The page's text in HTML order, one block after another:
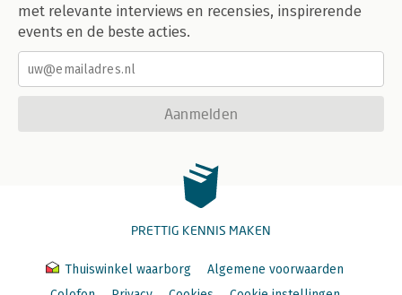
met relevante interviews en recensies, inspirerende
events en de beste acties.
Aanmelden
PRETTIG KENNIS MAKEN
Thuiswinkel waarborg
Algemene voorwaarden